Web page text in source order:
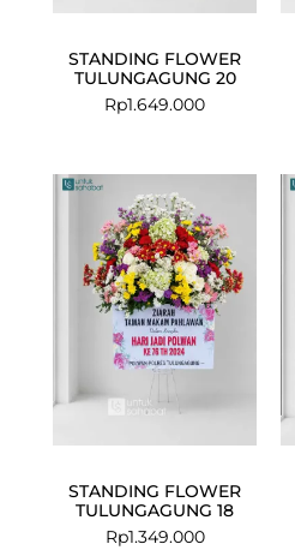
STANDING FLOWER
TULUNGAGUNG 20
Rp1.649.000
STANDING FLOWER
TULUNGAGUNG 18
Rp1.349.000